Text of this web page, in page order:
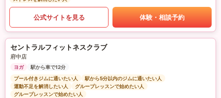
公式サイトを見る 体験・相談予約
セントラルフィットネスクラブ
府中店
ヨガ
駅から車で12分
プール付きジムに通いたい人
駅から5分以内のジムに通いたい人
運動不足を解消したい人
グループレッスンで始めたい人
グループレッスンで始めたい人